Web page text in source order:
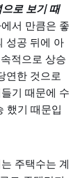
로 보기 때
서 만큼은 좋
성공 뒤에 아
적으로 상승
연한 것으로
기 때문에 수
했기 때문입
주택수는 계